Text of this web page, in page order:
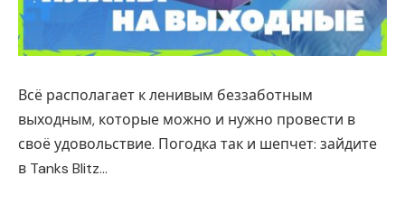
Всё располагает к ленивым беззаботным
выходным, которые можно и нужно провести в
своё удовольствие. Погодка так и шепчет: зайдите
в Tanks Blitz…